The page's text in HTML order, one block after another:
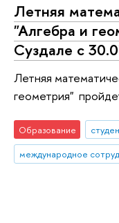
Летняя
"Алгебра и
Суздале с
Летняя
геометрия"
Образование
международное